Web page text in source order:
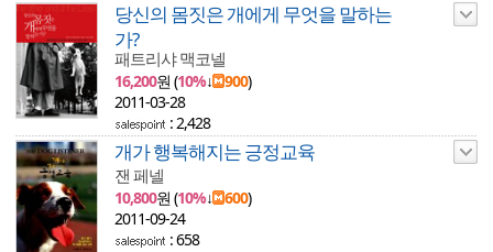
당신의 몸짓은 개에게 무엇을 말하는
가?
패트리샤 맥코넬
16,200원 (10%↓ 900)
2011-03-28
: 2,428
개가 행복해지는 긍정교육
잰 페넬
10,800원 (10%↓ 600)
2011-09-24
: 658